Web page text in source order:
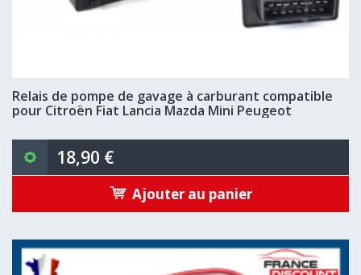
Relais de pompe de gavage à carburant compatible
pour Citroën Fiat Lancia Mazda Mini Peugeot
18,90 €
Ajouter au panier